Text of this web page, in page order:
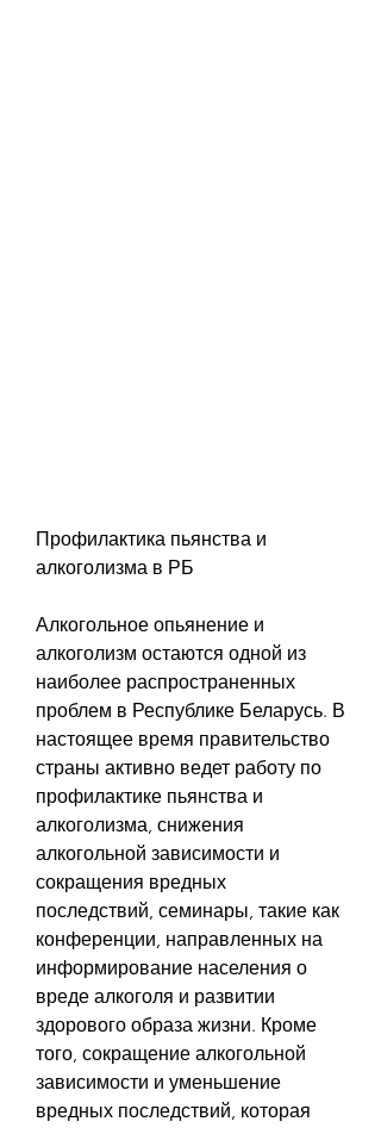
Профилактика пьянства и
алкоголизма в РБ
Алкогольное опьянение и
алкоголизм остаются одной из
наиболее распространенных
проблем в Республике Беларусь. В
настоящее время правительство
страны активно ведет работу по
профилактике пьянства и
алкоголизма, снижения
алкогольной зависимости и
сокращения вредных
последствий, семинары, такие как
конференции, направленных на
информирование населения о
вреде алкоголя и развитии
здорового образа жизни. Кроме
того, сокращение алкогольной
зависимости и уменьшение
вредных последствий, которая